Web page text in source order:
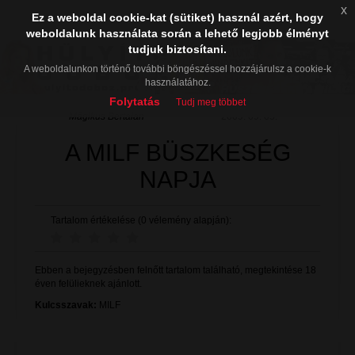
A MILF BÜSZKESÉG
NAPJA
Tartalom értékelése (0 vélemény alapján):
Ebben a bejegyzésben felnőtt tartalom található, megtekintése 18
éven felülieknek ajánlott.
Kulcsszavak:
Ez a weboldal cookie-kat (sütiket) használ azért, hogy
weboldalunk használata során a lehető legjobb élményt
tudjuk biztosítani.
A weboldalunkon történő további böngészéssel hozzájárulsz a cookie-k
használatához.
Folytatás Tudj meg többet
x